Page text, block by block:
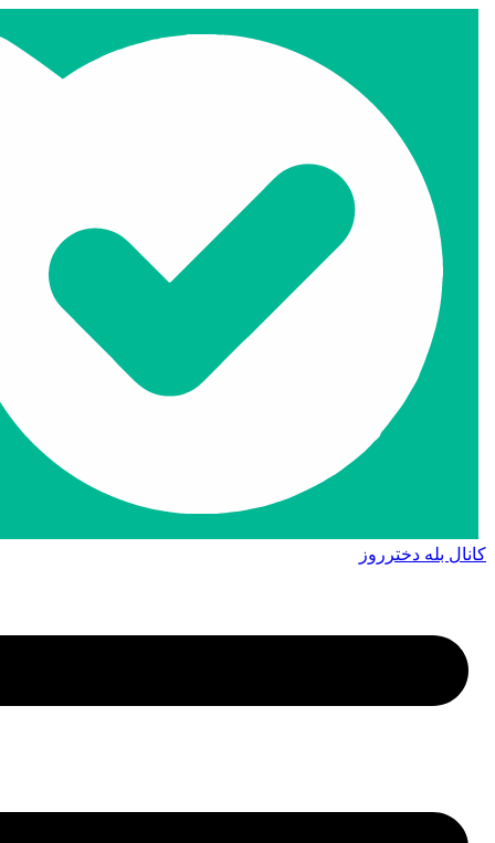
کانال بله دخترروز